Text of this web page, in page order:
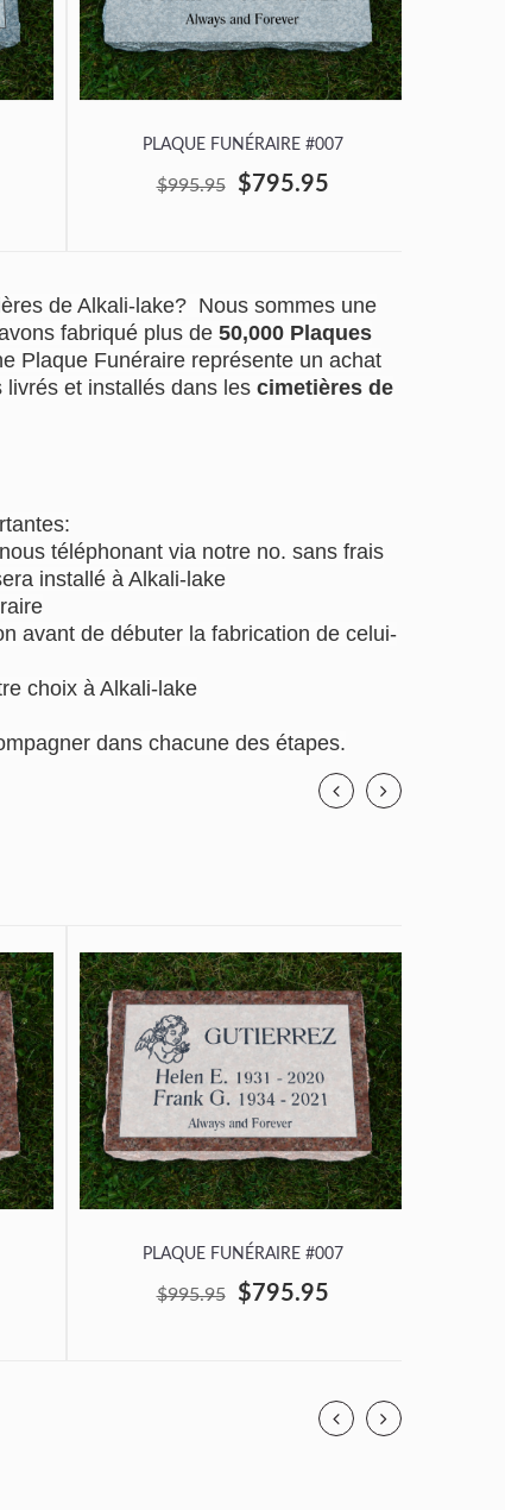
PLAQUE FUNÉRAIRE #007
$995.95 $795.95
de Alkali-lake? Nous sommes une
fabriqué plus de 50,000 Plaques
Plaque Funéraire représente un achat
et installés dans les cimetières de
téléphonant via notre no. sans frais
installé à Alkali-lake
avant de débuter la fabrication de celui-
choix à Alkali-lake
dans chacune des étapes.
PLAQUE FUNÉRAIRE #007
$995.95 $795.95